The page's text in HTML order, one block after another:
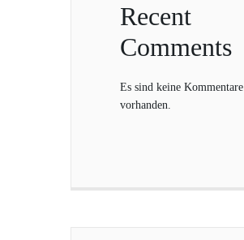
Recent
Comments
Es sind keine Kommentare
vorhanden.